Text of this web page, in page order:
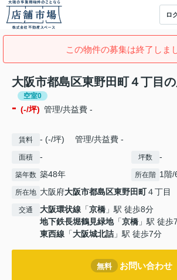
ロ
この物件の募集は終了しま
大阪市都島区東野田町４丁目
空室0
- (-/坪) 管理/共益費 -
賃料 - (-/坪) 管理/共益費 -
面積 - 坪数 -
築年数 築48年 所在階 1階/
所在地 大阪府大阪市都島区東野田町４丁目
交通 大阪環状線 「京橋 」駅 徒歩8分
地下鉄長堀鶴見緑地「京橋 」駅 徒歩
東西線 「大阪城北詰 」駅 徒歩7分
無料 お問い合わせ